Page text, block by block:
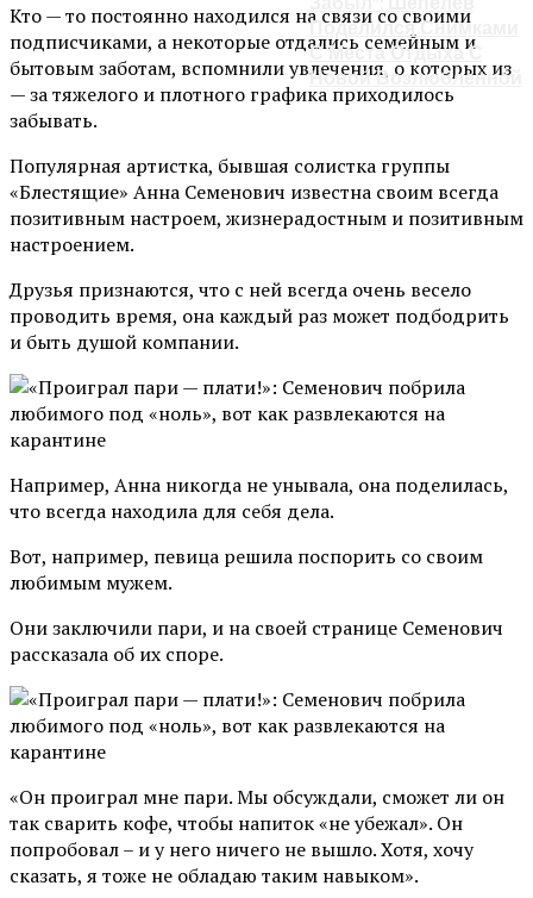
Поделился Снимками
С Места Отдыха С
Новой Возлюбленной
Кто — то постоянно находился на связи со своими
подписчиками, а некоторые отдались семейным и
бытовым заботам, вспомнили увлечения, о которых из
— за тяжелого и плотного графика приходилось
забывать.
Популярная артистка, бывшая солистка группы
«Блестящие» Анна Семенович известна своим всегда
позитивным настроем, жизнерадостным и позитивным
настроением.
Друзья признаются, что с ней всегда очень весело
проводить время, она каждый раз может подбодрить
и быть душой компании.
Например, Анна никогда не унывала, она поделилась,
что всегда находила для себя дела.
Вот, например, певица решила поспорить со своим
любимым мужем.
Они заключили пари, и на своей странице Семенович
рассказала об их споре.
«Он проиграл мне пари. Мы обсуждали, сможет ли он
так сварить кофе, чтобы напиток «не убежал». Он
попробовал – и у него ничего не вышло. Хотя, хочу
сказать, я тоже не обладаю таким навыком».